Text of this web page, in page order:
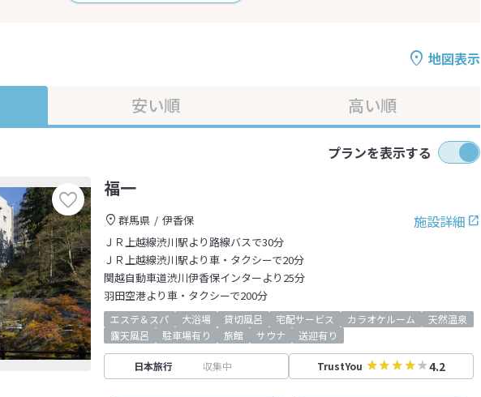
地図表示
安い順 高い順
プランを表示する
福一
施設詳細
群馬県
伊香保
ＪＲ上越線渋川駅より路線バスで30分
ＪＲ上越線渋川駅より車・タクシーで20分
関越自動車道渋川伊香保インターより25分
羽田空港より車・タクシーで200分
エステ＆スパ 大浴場 貸切風呂 宅配サービス カラオケルーム
天然温泉
露天風呂
駐車場有り 旅館 サウナ 送迎有り
日本旅行 収集中 TrustYou 4.2